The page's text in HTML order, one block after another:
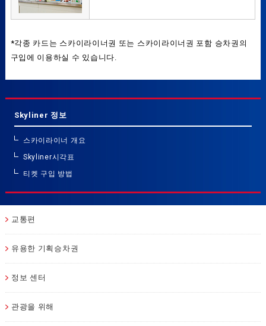
*각종 카드는 스카이라이너권 또는 스카이라이너권 포함 승차권의
구입에 이용하실 수 있습니다.
Skyliner 정보
스카이라이너 개요
Skyliner시각표
티켓 구입 방법
교통편
유용한 기획승차권
정보 센터
관광을 위해